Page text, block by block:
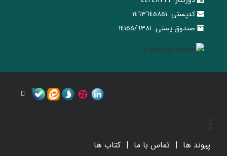
کدپستی: ١٤٦٣٦٤٥٨٥١
صندوق پستی: ١٤١٥٥/٦٣٨١
پیوند ها تماس با ما کتاب ها